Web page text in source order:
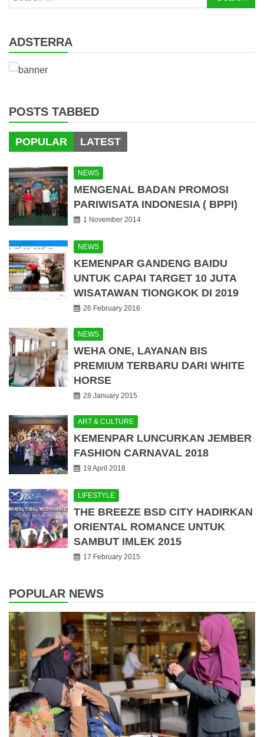
for:
ADSTERRA
POSTS TABBED
POPULAR LATEST
NEWS
MENGENAL BADAN PROMOSI
PARIWISATA INDONESIA ( BPPI)
1 November 2014
NEWS
KEMENPAR GANDENG BAIDU
UNTUK CAPAI TARGET 10 JUTA
WISATAWAN TIONGKOK DI 2019
26 February 2016
NEWS
WEHA ONE, LAYANAN BIS
PREMIUM TERBARU DARI WHITE
HORSE
28 January 2015
ART & CULTURE
KEMENPAR LUNCURKAN JEMBER
FASHION CARNAVAL 2018
19 April 2018
LIFESTYLE
THE BREEZE BSD CITY HADIRKAN
ORIENTAL ROMANCE UNTUK
SAMBUT IMLEK 2015
17 February 2015
POPULAR NEWS